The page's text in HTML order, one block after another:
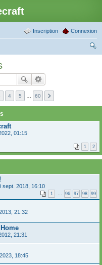
Connexion
Inscription
4 5 60
01:15
1 2
sept. 2018, 16:10
1 … 96 97 98 99
21:32
21:31
18:45